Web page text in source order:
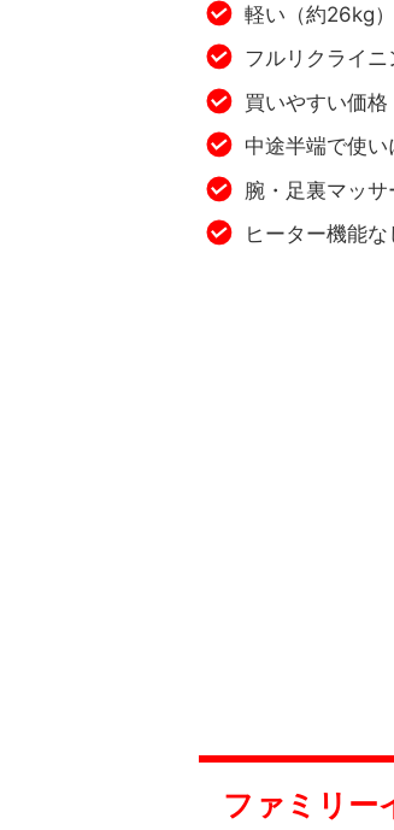
軽い（約26kg）
フルリクライニ
買いやすい価格
中途半端で使い
腕・足裏マッサ
ヒーター機能な
ファミリー